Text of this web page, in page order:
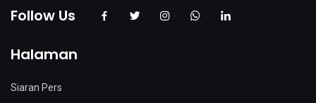
Follow Us
Halaman
Siaran Pers